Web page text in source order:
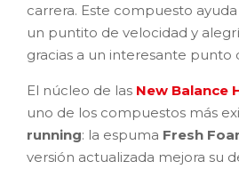
carrera. Este compuesto
un puntito de velocidad y
gracias a un interesante punto
El núcleo de las New Balance
uno de los compuestos más
running: la espuma Fresh
versión actualizada mejora su